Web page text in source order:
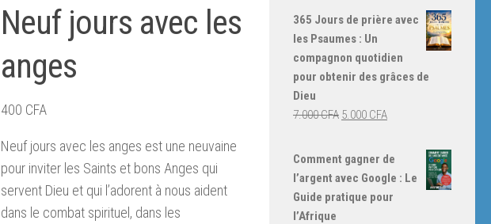
Neuf jours avec les
anges
400 CFA
Neuf jours avec les anges est une neuvaine
pour inviter les Saints et bons Anges qui
servent Dieu et qui l’adorent à nous aident
dans le combat spirituel, dans les
365 Jours de prière avec
les Psaumes : Un
compagnon quotidien
pour obtenir des grâces de
Dieu
7.000CFA Le
était :
7.000 CFA.
5.000 CFALe
actuel
est :
5.000 CFA.
Comment gagner de
l’argent avec Google : Le
Guide pratique pour
l’Afrique